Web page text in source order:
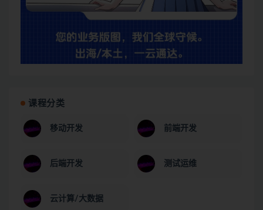
课程分类
移动开发 前端开发
后端开发 测试运维
云计算/大数据